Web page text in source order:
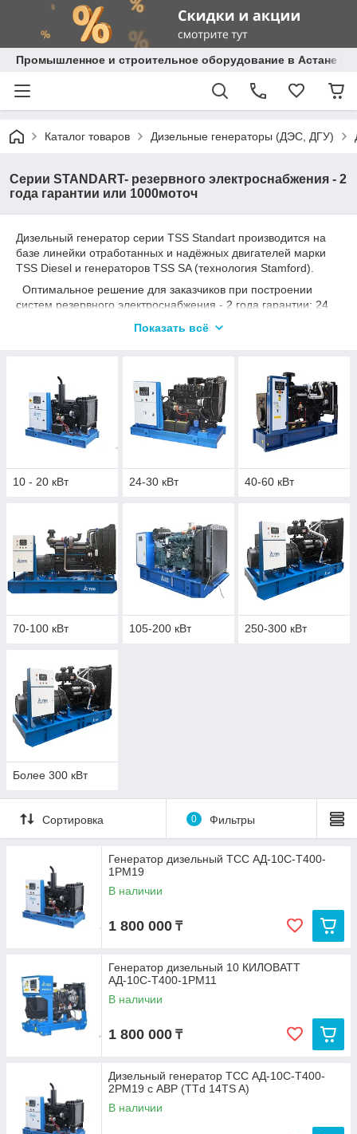
Промышленное и строительное оборудование в Астане с
Каталог товаров Дизельные генераторы (ДЭС, ДГУ)
Серии STANDART- резервного электроснабжения - 2
года гарантии или 1000моточ
Дизельный генератор серии TSS Standart производится на
базе линейки отработанных и надёжных двигателей марки
TSS Diesel и генераторов TSS SA (технология Stamford).
Оптимальное решение для заказчиков при построении
систем резервного электроснабжения - 2 года гарантии: 24
низким ценам и оптимальны для эксплуатации в режиме
резервирования основной сети электропитания.
ПРЕИМУЩЕСТВА:
- низкая отпуская цена, доступная электроэнергия;
- надёжные и проверенные двигатели TSS Diesel с
заказу и эксклюзивно для ГК ТСС);
- срок наработки до капитального ремонта – 8 000
моточасов.
Показать всё
10 - 20 кВт 24-30 кВт 40-60 кВт
70-100 кВт 105-200 кВт 250-300 кВт
Более 300 кВт
Сортировка 0 Фильтры
Генератор дизельный ТСС АД-10С-Т400-
1РМ19
В наличии
1 800 000 ₸
Генератор дизельный 10 КИЛОВАТТ
АД-10С-Т400-1РМ11
В наличии
1 800 000 ₸
Дизельный генератор ТСС АД-10С-Т400-
2РМ19 с АВР (TTd 14TS A)
В наличии